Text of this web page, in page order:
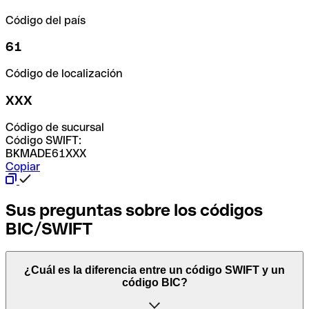
Código del país
61
Código de localización
XXX
Código de sucursal
Código SWIFT:
BKMADE61XXX
Copiar
Sus preguntas sobre los códigos
BIC/SWIFT
¿Cuál es la diferencia entre un código SWIFT y un
código BIC?